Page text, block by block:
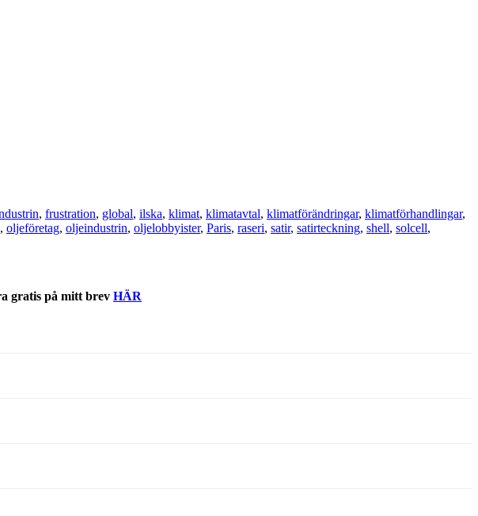
, frustration, global, ilska, klimat, klimatavtal, klimatförändringar, klimatförhandlingar,
, oljeföretag, oljeindustrin, oljelobbyister, Paris, raseri, satir, satirteckning, shell, solcell,
gratis på mitt brev HÄR